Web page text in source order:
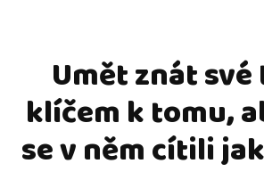
Umět znát
klíčem k tomu,
se v něm cítili